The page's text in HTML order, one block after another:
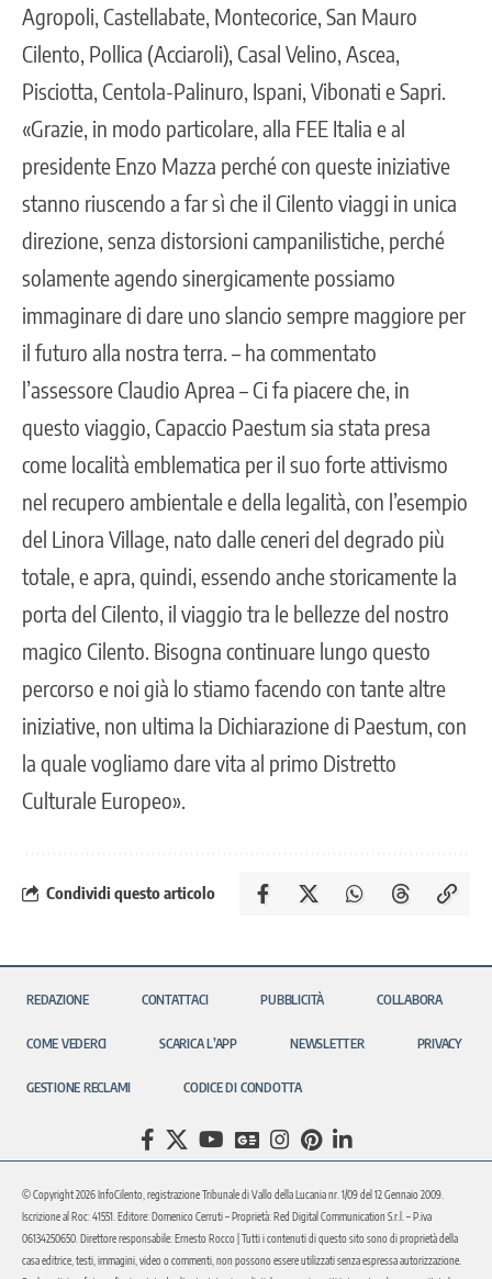
Agropoli, Castellabate, Montecorice, San Mauro
Cilento, Pollica (Acciaroli), Casal Velino, Ascea,
Pisciotta, Centola-Palinuro, Ispani, Vibonati e Sapri.
«Grazie, in modo particolare, alla FEE Italia e al
presidente Enzo Mazza perché con queste iniziative
stanno riuscendo a far sì che il Cilento viaggi in unica
direzione, senza distorsioni campanilistiche, perché
solamente agendo sinergicamente possiamo
immaginare di dare uno slancio sempre maggiore per
il futuro alla nostra terra. – ha commentato
l’assessore Claudio Aprea – Ci fa piacere che, in
questo viaggio, Capaccio Paestum sia stata presa
come località emblematica per il suo forte attivismo
nel recupero ambientale e della legalità, con l’esempio
del Linora Village, nato dalle ceneri del degrado più
totale, e apra, quindi, essendo anche storicamente la
porta del Cilento, il viaggio tra le bellezze del nostro
magico Cilento. Bisogna continuare lungo questo
percorso e noi già lo stiamo facendo con tante altre
iniziative, non ultima la Dichiarazione di Paestum, con
la quale vogliamo dare vita al primo Distretto
Culturale Europeo».
Condividi questo articolo
REDAZIONE CONTATTACI PUBBLICITÀ COLLABORA
COME VEDERCI SCARICA L’APP NEWSLETTER PRIVACY
GESTIONE RECLAMI CODICE DI CONDOTTA
© Copyright 2026 InfoCilento, registrazione Tribunale di Vallo della Lucania nr. 1/09 del 12 Gennaio 2009.
Iscrizione al Roc: 41551. Editore: Domenico Cerruti – Proprietà: Red Digital Communication S.r.l. – P.iva
06134250650. Direttore responsabile: Ernesto Rocco | Tutti i contenuti di questo sito sono di proprietà della
casa editrice, testi, immagini, video o commenti, non possono essere utilizzati senza espressa autorizzazione.